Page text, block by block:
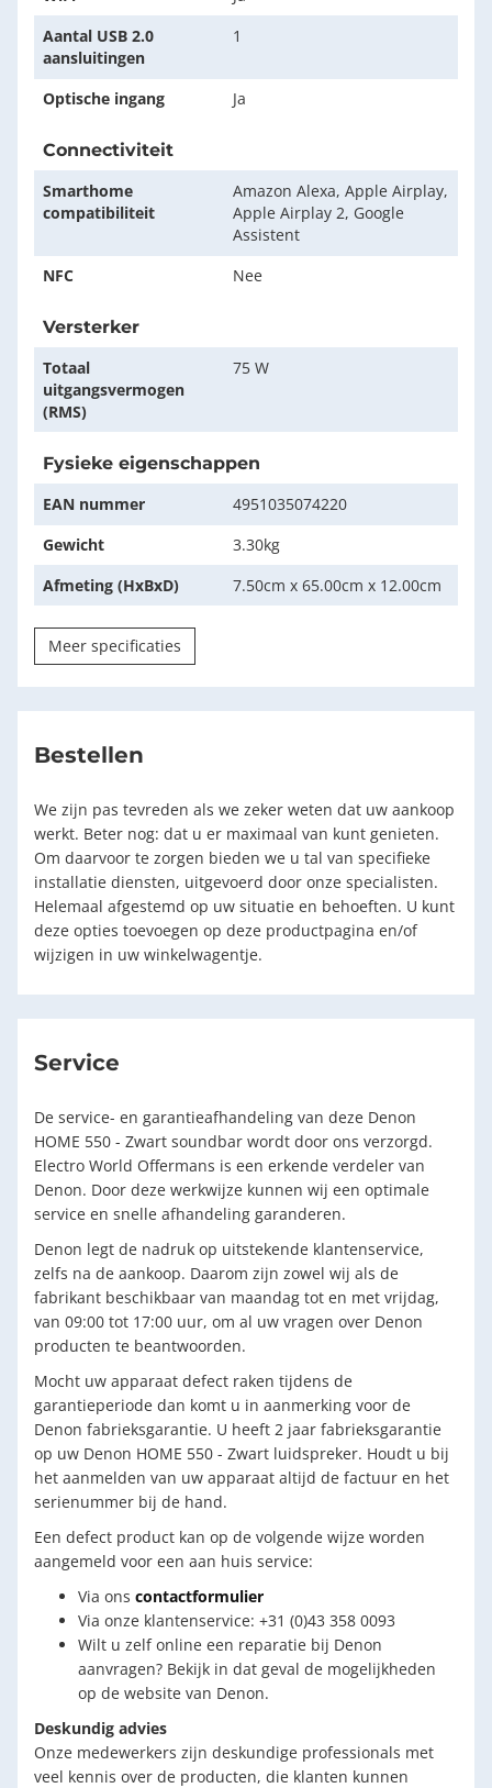
Aantal USB 2.0
aansluitingen
1
Optische ingang Ja
Connectiviteit
Smarthome
compatibiliteit
Amazon Alexa, Apple Airplay,
Apple Airplay 2, Google
Assistent
NFC
Nee
Versterker
Totaal
uitgangsvermogen
(RMS)
75 W
Fysieke eigenschappen
EAN nummer
4951035074220
Gewicht
3.30kg
Afmeting (HxBxD)
7.50cm x 65.00cm x 12.00cm
Meer specificaties
Bestellen
We zijn pas tevreden als we zeker weten dat uw aankoop
werkt. Beter nog: dat u er maximaal van kunt genieten.
Om daarvoor te zorgen bieden we u tal van specifieke
installatie diensten, uitgevoerd door onze specialisten.
Helemaal afgestemd op uw situatie en behoeften. U kunt
deze opties toevoegen op deze productpagina en/of
wijzigen in uw winkelwagentje.
Service
De service- en garantieafhandeling van deze Denon
HOME 550 - Zwart soundbar wordt door ons verzorgd.
Electro World Offermans is een erkende verdeler van
Denon. Door deze werkwijze kunnen wij een optimale
service en snelle afhandeling garanderen.
Denon legt de nadruk op uitstekende klantenservice,
zelfs na de aankoop. Daarom zijn zowel wij als de
fabrikant beschikbaar van maandag tot en met vrijdag,
van 09:00 tot 17:00 uur, om al uw vragen over Denon
producten te beantwoorden.
Mocht uw apparaat defect raken tijdens de
garantieperiode dan komt u in aanmerking voor de
Denon fabrieksgarantie. U heeft 2 jaar fabrieksgarantie
op uw Denon HOME 550 - Zwart luidspreker. Houdt u bij
het aanmelden van uw apparaat altijd de factuur en het
serienummer bij de hand.
Een defect product kan op de volgende wijze worden
aangemeld voor een aan huis service:
Via ons contactformulier
Via onze klantenservice: +31 (0)43 358 0093
Wilt u zelf online een reparatie bij Denon
aanvragen? Bekijk in dat geval de mogelijkheden
op de website van Denon.
Deskundig advies
Onze medewerkers zijn deskundige professionals met
veel kennis over de producten, die klanten kunnen